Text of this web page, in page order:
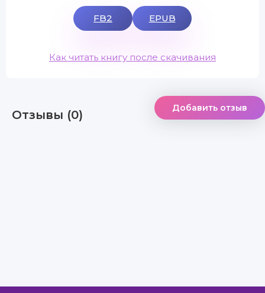
FB2 EPUB
Как читать книгу после скачивания
Отзывы (0) Добавить отзыв